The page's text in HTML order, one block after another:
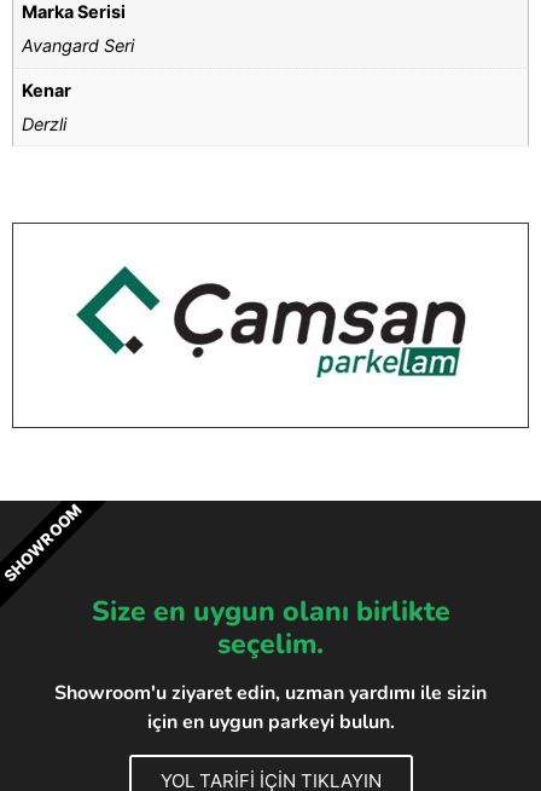
Marka Serisi
Avangard Seri
Kenar
Derzli
Size en uygun olanı birlikte
seçelim.
Showroom'u ziyaret edin, uzman yardımı ile sizin
için en uygun parkeyi bulun.
YOL TARİFİ İÇİN TIKLAYIN
SHOWROOM